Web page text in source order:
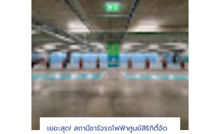
เยอะสุด! สถานีชาร์จรถไฟฟ้าศูนย์สิริกิติ์จัด